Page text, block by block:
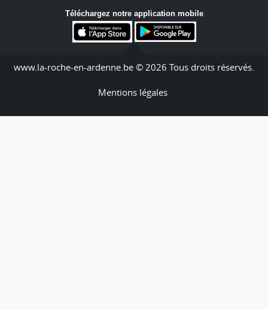
Téléchargez notre application mobile
www.la-roche-en-ardenne.be © 2026 Tous droits réservés.
Mentions légales